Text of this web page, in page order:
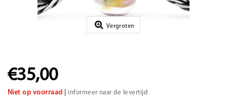
Vergroten
€35,00
Niet op voorraad Informeer naar de levertijd